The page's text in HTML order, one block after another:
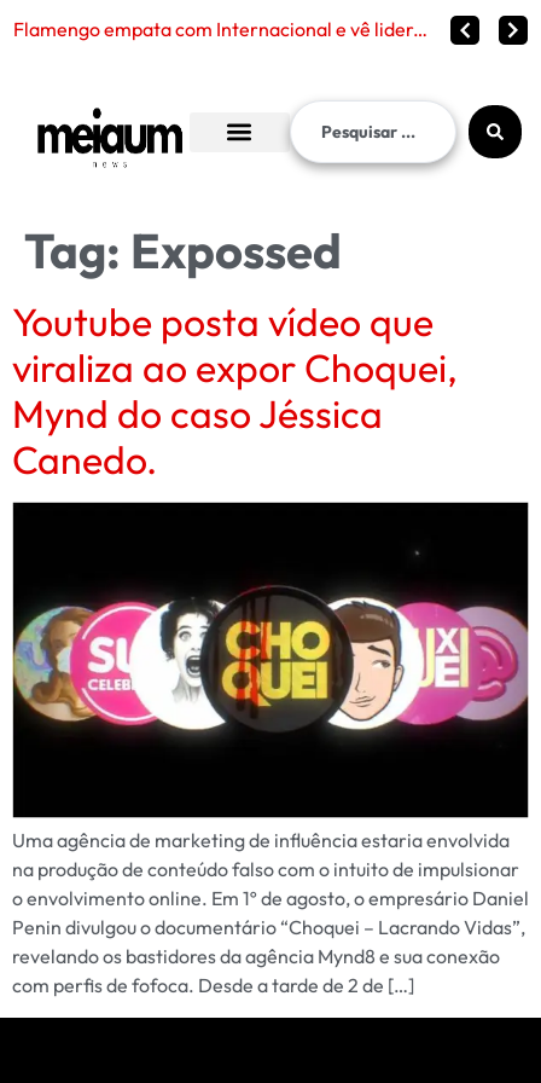
Flamengo empata com Internacional e vê liderança continuar distante no Brasileirão 2026
Tag: Expossed
Youtube posta vídeo que
viraliza ao expor Choquei,
Mynd do caso Jéssica
Canedo.
Uma agência de marketing de influência estaria envolvida
na produção de conteúdo falso com o intuito de impulsionar
o envolvimento online. Em 1º de agosto, o empresário Daniel
Penin divulgou o documentário “Choquei – Lacrando Vidas”,
revelando os bastidores da agência Mynd8 e sua conexão
com perfis de fofoca. Desde a tarde de 2 de […]